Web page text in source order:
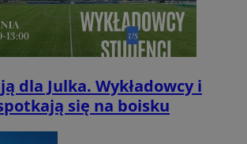
dla Julka. Wykładowcy i
się na boisku